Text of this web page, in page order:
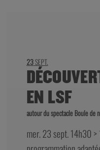
23SEPT.
EN LSF
autour du spectacle Boule de
mer. 23 sept. 14h30